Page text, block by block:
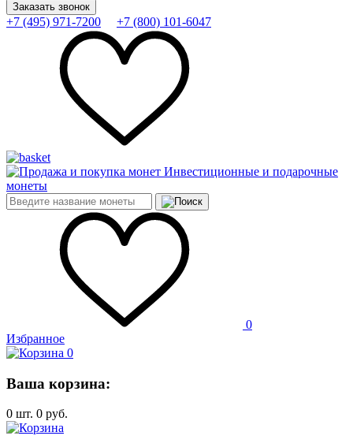
Заказать звонок
+7 (495) 971-7200 +7 (800) 101-6047
Инвестиционные и подарочные
монеты
0
Избранное
0
Ваша корзина:
0 шт. 0 руб.